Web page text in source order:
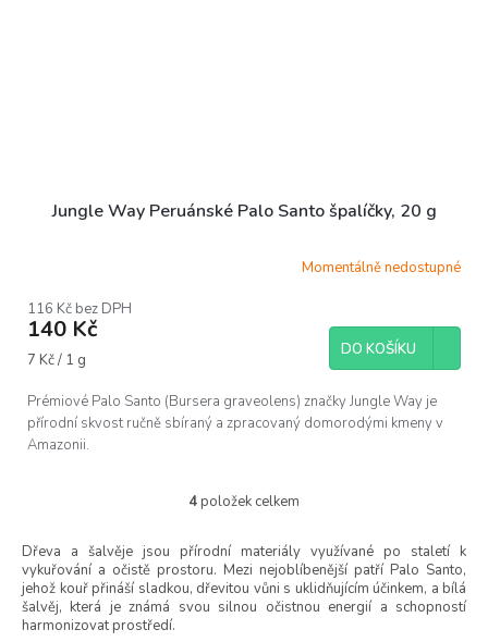
Jungle Way Peruánské Palo Santo špalíčky, 20 g
Momentálně nedostupné
116 Kč bez DPH
140 Kč
Měrná
7 Kč / 1 g
DO KOŠÍKU
Prémiové Palo Santo (Bursera graveolens) značky Jungle Way je
přírodní skvost ručně sbíraný a zpracovaný domorodými kmeny v
Amazonii.
O
l
á
d
a
4 položek celkem
Dřeva a šalvěje jsou přírodní materiály využívané po staletí k
vykuřování a očistě prostoru. Mezi nejoblíbenější patří Palo Santo,
jehož kouř přináší sladkou, dřevitou vůni s uklidňujícím účinkem, a bílá
šalvěj, která je známá svou silnou očistnou energií a schopností
harmonizovat prostředí.